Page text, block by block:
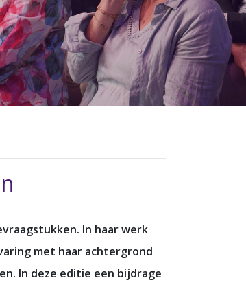
In haar werk
met haar achtergrond
In deze editie een bijdrage